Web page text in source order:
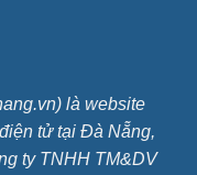
là website
tử tại Đà Nẵng,
ty TNHH TM&DV